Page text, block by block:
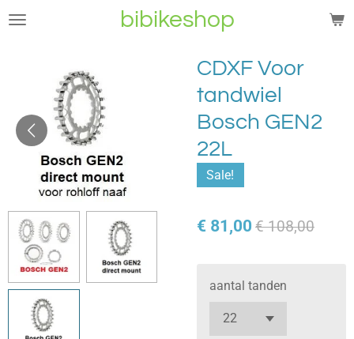
Ga
hoofdinhoud
bibikeshop
CDXF Voor
tandwiel
Bosch GEN2
22L
Sale!
€ 81,00 € 108,00
aantal tanden